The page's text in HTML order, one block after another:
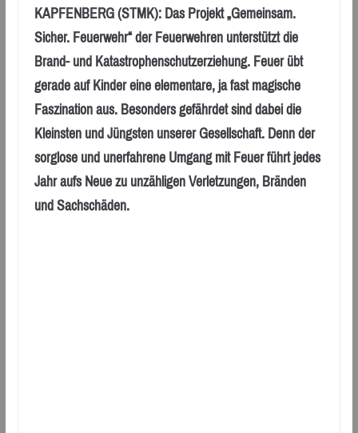
KAPFENBERG (STMK): Das Projekt „Gemeinsam.
Sicher. Feuerwehr“ der Feuerwehren unterstützt die
Brand- und Katastrophenschutzerziehung. Feuer übt
gerade auf Kinder eine elementare, ja fast magische
Faszination aus. Besonders gefährdet sind dabei die
Kleinsten und Jüngsten unserer Gesellschaft. Denn der
sorglose und unerfahrene Umgang mit Feuer führt jedes
Jahr aufs Neue zu unzähligen Verletzungen, Bränden
und Sachschäden.